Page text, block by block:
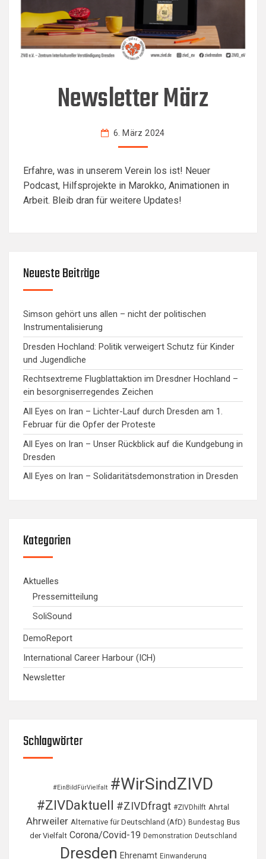
E
W
L
E
T
E
R
Newsletter März
6. März 2024
Erfahre, was in unserem Verein los ist! Neuer
Podcast, Hilfsprojekte in Marokko, Animationen in
Arbeit. Bleib dran für weitere Updates!
Neueste Beiträge
Simson gehört uns allen – nicht der politischen
Instrumentalisierung
Dresden Hochland: Politik verweigert Schutz für Kinder
und Jugendliche
Rechtsextreme Flugblattaktion im Dresdner Hochland –
ein besorgniserregendes Zeichen
All Eyes on Iran – Lichter-Lauf durch Dresden am 1.
Februar für die Opfer der Proteste
All Eyes on Iran – Unser Rückblick auf die Kundgebung in
Dresden
All Eyes on Iran – Solidaritätsdemonstration in Dresden
Kategorien
Aktuelles
Pressemitteilung
SoliSound
DemoReport
International Career Harbour (ICH)
Newsletter
Schlagwörter
#EinBildFürVielfalt #WirSindZIVD
#ZIVDaktuell #ZIVDfragt #ZIVDhilft Ahrtal
Ahrweiler Alternative für Deutschland (AfD) Bundestag Bus
der Vielfalt Corona/Covid-19 Demonstration Deutschland
Dresden Ehrenamt Einwanderung